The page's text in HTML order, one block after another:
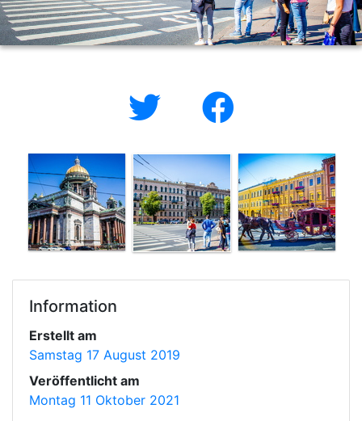
Information
Erstellt am
Samstag 17 August 2019
Veröffentlicht am
Montag 11 Oktober 2021